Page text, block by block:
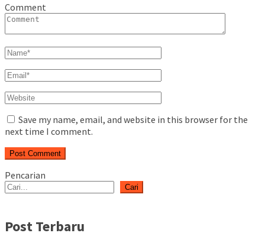
Comment
Save my name, email, and website in this browser for the
next time I comment.
Pencarian
Cari
Post Terbaru